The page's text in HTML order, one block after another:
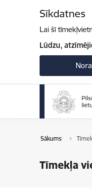
Sīkdatnes
Lai šī
Lūdzu,
Sākums
Tīmekļa